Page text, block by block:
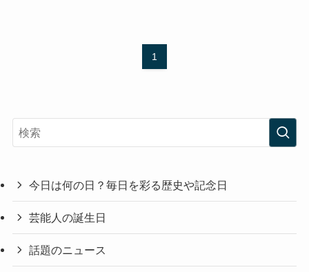
1
今日は何の日？毎日を彩る歴史や記念日
芸能人の誕生日
話題のニュース